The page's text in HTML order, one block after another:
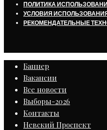
ПОЛИТИКА
УСЛОВИЯ
РЕКОМЕНДАТЕЛЬНЫЕ
Баннер
Вакансии
Все новости
Выборы-2026
Контакты
Невский Проспект